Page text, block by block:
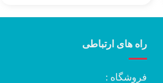
راه های ارتباطی
فروشگاه :